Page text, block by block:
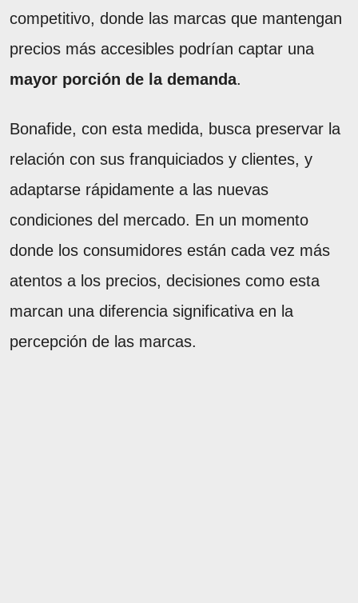
competitivo, donde las marcas que mantengan
precios más accesibles podrían captar una
mayor porción de la demanda.
Bonafide, con esta medida, busca preservar la
relación con sus franquiciados y clientes, y
adaptarse rápidamente a las nuevas
condiciones del mercado. En un momento
donde los consumidores están cada vez más
atentos a los precios, decisiones como esta
marcan una diferencia significativa en la
percepción de las marcas.